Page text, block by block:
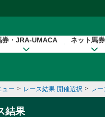
券・JRA-UMACA ネット馬
ュー > レース結果 開催選択 > レ
結果